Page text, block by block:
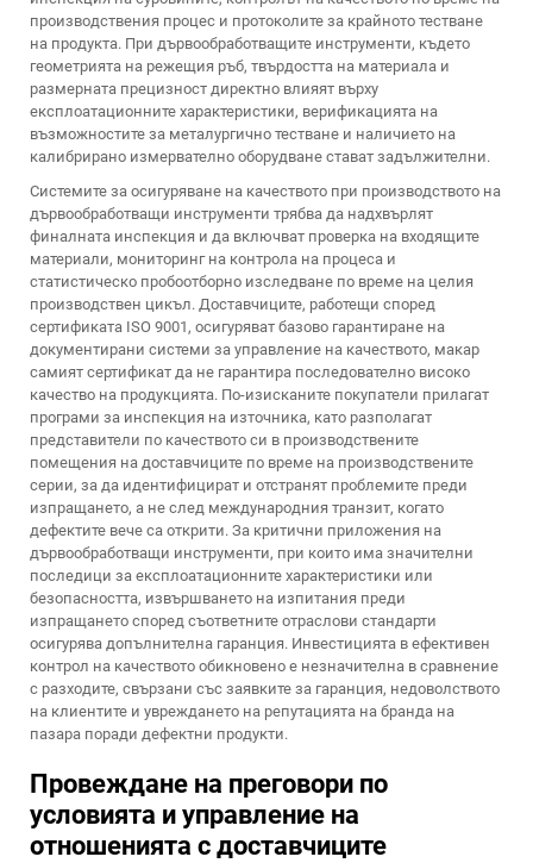
производствения процес и протоколите за крайното тестване
на продукта. При дървообработващите инструменти, където
геометрията на режещия ръб, твърдостта на материала и
размерната прецизност директно влияят върху
експлоатационните характеристики, верификацията на
възможностите за металургично тестване и наличието на
калибрирано измервателно оборудване стават задължителни.
Системите за осигуряване на качеството при производството на
дървообработващи инструменти трябва да надхвърлят
финалната инспекция и да включват проверка на входящите
материали, мониторинг на контрола на процеса и
статистическо пробоотборно изследване по време на целия
производствен цикъл. Доставчиците, работещи според
сертификата ISO 9001, осигуряват базово гарантиране на
документирани системи за управление на качеството, макар
самият сертификат да не гарантира последователно високо
качество на продукцията. По-изисканите покупатели прилагат
програми за инспекция на източника, като разполагат
представители по качеството си в производствените
помещения на доставчиците по време на производствените
серии, за да идентифицират и отстранят проблемите преди
изпращането, а не след международния транзит, когато
дефектите вече са открити. За критични приложения на
дървообработващи инструменти, при които има значителни
последици за експлоатационните характеристики или
безопасността, извършването на изпитания преди
изпращането според съответните отраслови стандарти
осигурява допълнителна гаранция. Инвестицията в ефективен
контрол на качеството обикновено е незначителна в сравнение
с разходите, свързани със заявките за гаранция, недоволството
на клиентите и увреждането на репутацията на бранда на
пазара поради дефектни продукти.
Провеждане на преговори по
условията и управление на
отношенията с доставчиците